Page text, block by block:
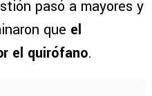
pasó a mayores y
que el
el quirófano.